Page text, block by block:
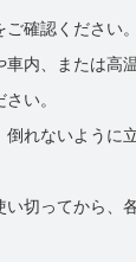
確認ください。
車内、または高
い。
倒れないように
い切ってから、